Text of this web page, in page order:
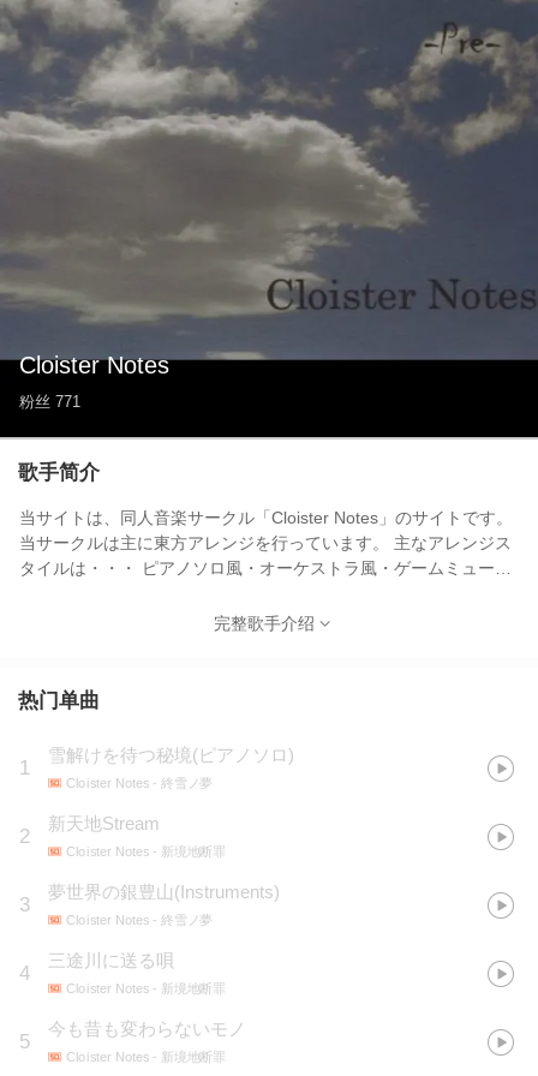
Cloister Notes
粉丝 771
歌手简介
当サイトは、同人音楽サークル「Cloister Notes」のサイトです。
当サークルは主に東方アレンジを行っています。 主なアレンジス
タイルは・・・ ピアノソロ風・オーケストラ風・ゲームミュージ
完整歌手介绍
热门单曲
1
雪解けを待つ秘境(ピアノソロ)
Cloister Notes - 終雪ノ夢
2
新天地Stream
Cloister Notes - 新境地断罪
3
夢世界の銀豊山(Instruments)
Cloister Notes - 終雪ノ夢
4
三途川に送る唄
Cloister Notes - 新境地断罪
5
今も昔も変わらないモノ
Cloister Notes - 新境地断罪